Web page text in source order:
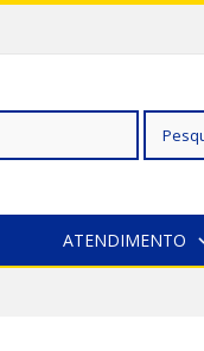
ATENDIMENTO